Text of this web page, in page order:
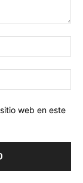
web en este